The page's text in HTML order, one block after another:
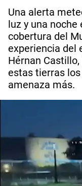
Una alerta
luz y una
cobertura del
experiencia del
Hérnan
estas tierras
amenaza más.